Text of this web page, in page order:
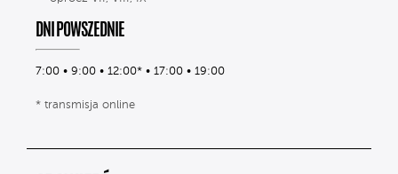
DNI POWSZEDNIE
7:00 • 9:00 • 12:00* • 17:00 • 19:00
* transmisja online